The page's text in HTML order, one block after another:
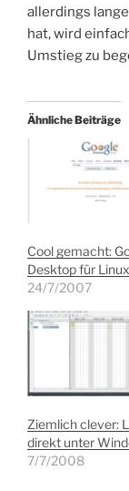
allerdings
hat, wird
Umstieg zu
Ähnliche Beiträge
Cool gemacht:
Desktop für Linux
24/7/2007
Ziemlich clever:
direkt unter
7/7/2008